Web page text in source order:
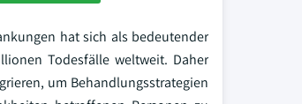
hat sich als bedeutender
Todesfälle weltweit. Daher
um Behandlungsstrategien